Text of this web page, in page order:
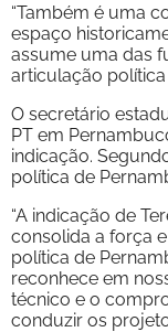
“Também é uma
espaço
assume uma das
articulação política
O secretário
PT em
indicação.
política de
“A indicação de
consolida a força
política de
reconhece em
técnico e o
conduzir os